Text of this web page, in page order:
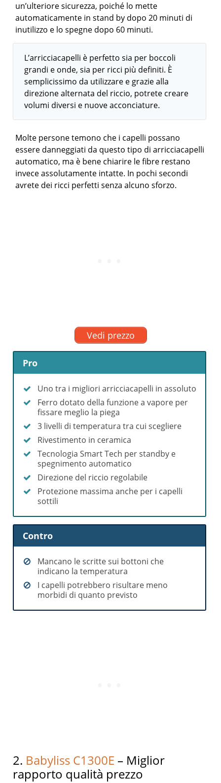
un’ulteriore sicurezza, poiché lo mette
automaticamente in stand by dopo 20 minuti di
inutilizzo e lo spegne dopo 60 minuti.
L’arricciacapelli è perfetto sia per boccoli
grandi e onde, sia per ricci più definiti. È
semplicissimo da utilizzare e grazie alla
direzione alternata del riccio, potrete creare
volumi diversi e nuove acconciature.
Molte persone temono che i capelli possano
essere danneggiati da questo tipo di arricciacapelli
automatico, ma è bene chiarire le fibre restano
invece assolutamente intatte. In pochi secondi
avrete dei ricci perfetti senza alcuno sforzo.
Vedi prezzo
Pro
Uno tra i migliori arricciacapelli in assoluto
Ferro dotato della funzione a vapore per
fissare meglio la piega
3 livelli di temperatura tra cui scegliere
Rivestimento in ceramica
Tecnologia Smart Tech per standby e
spegnimento automatico
Direzione del riccio regolabile
Protezione massima anche per i capelli
sottili
Contro
Mancano le scritte sui bottoni che
indicano la temperatura
I capelli potrebbero risultare meno
morbidi di quanto previsto
2. Babyliss C1300E – Miglior
rapporto qualità prezzo